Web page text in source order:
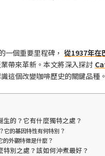
個重要里程碑， 從1937年在
帶來革新。本文將深入探討
這個改變咖啡歷史的關鍵品種。
的？它有什麼獨特之處？
它的基因特性有何特別？
外觀特徵是什麼？
別之處？該如何沖煮最好？